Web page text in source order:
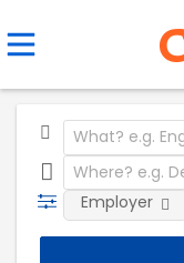
Employer